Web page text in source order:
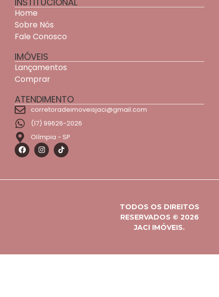
Home
Sobre Nós
Fale Conosco
IMÓVEIS
Lançamentos
Comprar
ATENDIMENTO
corretoradeimoveisjaci@gmail.com
(17) 99626-2026
Olímpia - SP
TODOS OS DIREITOS
RESERVADOS © 2026
JACI IMÓVEIS.